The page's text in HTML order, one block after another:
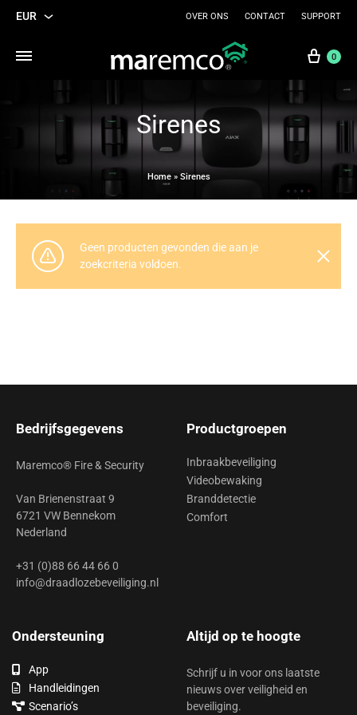
EUR
USD
OVER ONS CONTACT SUPPORT
0
Sirenes
Home» Sirenes
Geen producten gevonden die aan je
zoekcriteria voldoen.
Bedrijfsgegevens
Maremco® Fire & Security
Van Brienenstraat 9
6721 VW Bennekom
Nederland
+31 (0)88 66 44 66 0
info@draadlozebeveiliging.nl
Productgroepen
Inbraakbeveiliging
Videobewaking
Branddetectie
Comfort
Ondersteuning
App
Handleidingen
Scenario’s
Altijd op te hoogte
Schrijf u in voor ons laatste
nieuws over veiligheid en
beveiliging.